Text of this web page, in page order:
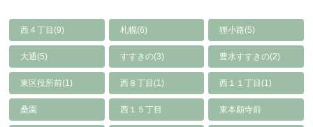
西４丁目(9) 札幌(6) 狸小路(5)
大通(5) すすきの(3) 豊水すすきの(2)
東区役所前(1) 西８丁目(1) 西１１丁目(1)
桑園 西１５丁目 東本願寺前